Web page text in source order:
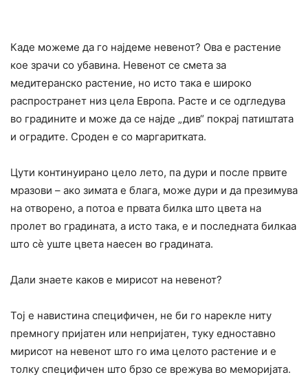
Каде можеме да го најдеме невенот? Ова е растение
кое зрачи со убавина. Невенот се смета за
медитеранско растение, но исто така е широко
распространет низ цела Европа. Расте и се одгледува
во градините и може да се најде „див“ покрај патиштата
и оградите. Сроден е со маргаритката.
Цути континуирано цело лето, па дури и после првите
мразови – ако зимата е блага, може дури и да презимува
на отворено, а потоа е првата билка што цвета на
пролет во градината, а исто така, е и последната билкаа
што сè уште цвета наесен во градината.
Дали знаете каков е мирисот на невенот?
Тој е навистина специфичен, не би го нарекле ниту
премногу пријатен или непријатен, туку едноставно
мирисот на невенот што го има целото растение и е
толку специфичен што брзо се врежува во меморијата.